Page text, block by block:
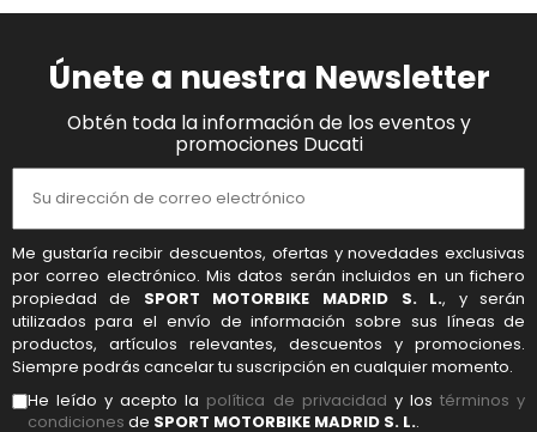
Únete a nuestra Newsletter
Obtén toda la información de los eventos y
promociones Ducati
Me gustaría recibir descuentos, ofertas y novedades exclusivas
por correo electrónico. Mis datos serán incluidos en un fichero
propiedad de SPORT MOTORBIKE MADRID S. L., y serán
utilizados para el envío de información sobre sus líneas de
productos, artículos relevantes, descuentos y promociones.
Siempre podrás cancelar tu suscripción en cualquier momento.
He leído y acepto la política de privacidad y lostérminos y
condiciones de SPORT MOTORBIKE MADRID S. L..